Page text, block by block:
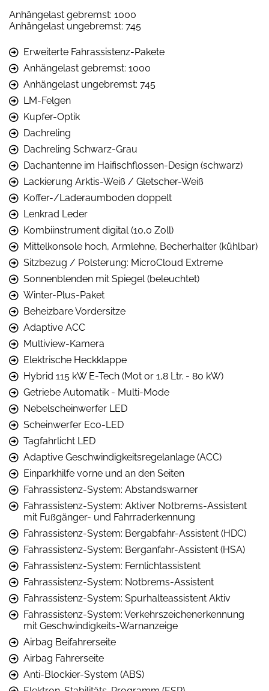
Anhängelast gebremst: 1000
Anhängelast ungebremst: 745
Erweiterte Fahrassistenz-Pakete
Anhängelast gebremst: 1000
Anhängelast ungebremst: 745
LM-Felgen
Kupfer-Optik
Dachreling
Dachreling Schwarz-Grau
Dachantenne im Haifischflossen-Design (schwarz)
Lackierung Arktis-Weiß / Gletscher-Weiß
Koffer-/Laderaumboden doppelt
Lenkrad Leder
Kombiinstrument digital (10,0 Zoll)
Mittelkonsole hoch, Armlehne, Becherhalter (kühlbar)
Sitzbezug / Polsterung: MicroCloud Extreme
Sonnenblenden mit Spiegel (beleuchtet)
Winter-Plus-Paket
Beheizbare Vordersitze
Adaptive ACC
Multiview-Kamera
Elektrische Heckklappe
Hybrid 115 kW E-Tech (Mot or 1,8 Ltr. - 80 kW)
Getriebe Automatik - Multi-Mode
Nebelscheinwerfer LED
Scheinwerfer Eco-LED
Tagfahrlicht LED
Adaptive Geschwindigkeitsregelanlage (ACC)
Einparkhilfe vorne und an den Seiten
Fahrassistenz-System: Abstandswarner
Fahrassistenz-System: Aktiver Notbrems-Assistent
mit Fußgänger- und Fahrraderkennung
Fahrassistenz-System: Bergabfahr-Assistent (HDC)
Fahrassistenz-System: Berganfahr-Assistent (HSA)
Fahrassistenz-System: Fernlichtassistent
Fahrassistenz-System: Notbrems-Assistent
Fahrassistenz-System: Spurhalteassistent Aktiv
Fahrassistenz-System: Verkehrszeichenerkennung
mit Geschwindigkeits-Warnanzeige
Airbag Beifahrerseite
Airbag Fahrerseite
Anti-Blockier-System (ABS)